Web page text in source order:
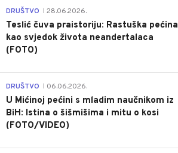
DRUŠTVO 28.06.2026.
Teslić čuva praistoriju: Rastuška pećina
kao svjedok života neandertalaca
(FOTO)
DRUŠTVO 06.06.2026.
U Mićinoj pećini s mladim naučnikom iz
BiH: Istina o šišmišima i mitu o kosi
(FOTO/VIDEO)